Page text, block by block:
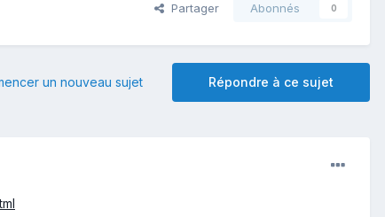
Partager Abonnés 0
Répondre à ce sujet
un nouveau sujet